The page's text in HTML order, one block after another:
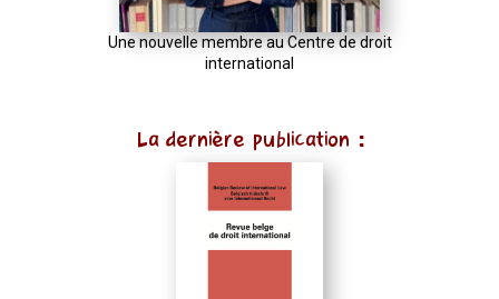
Une nouvelle membre au Centre de droit
international
La dernière publication :